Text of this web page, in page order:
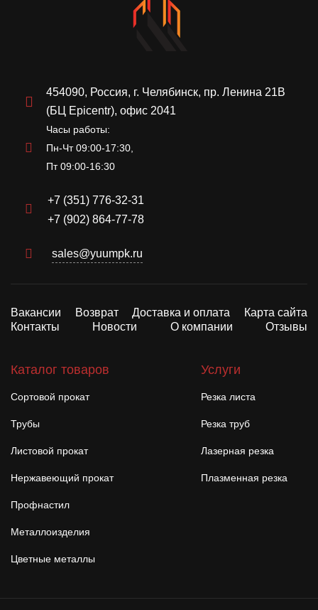
454090, Россия, г. Челябинск, пр. Ленина 21В
(БЦ Epicentr), офис 2041
Часы работы:
Пн-Чт 09:00-17:30,
Пт 09:00-16:30
+7 (351) 776-32-31
+7 (902) 864-77-78
sales@yuumpk.ru
Вакансии Возврат Доставка и оплата
Карта сайта
Контакты
Новости О компании Отзывы
Каталог товаров
Сортовой прокат
Трубы
Листовой прокат
Нержавеющий прокат
Профнастил
Металлоизделия
Цветные металлы
Услуги
Резка листа
Резка труб
Лазерная резка
Плазменная резка